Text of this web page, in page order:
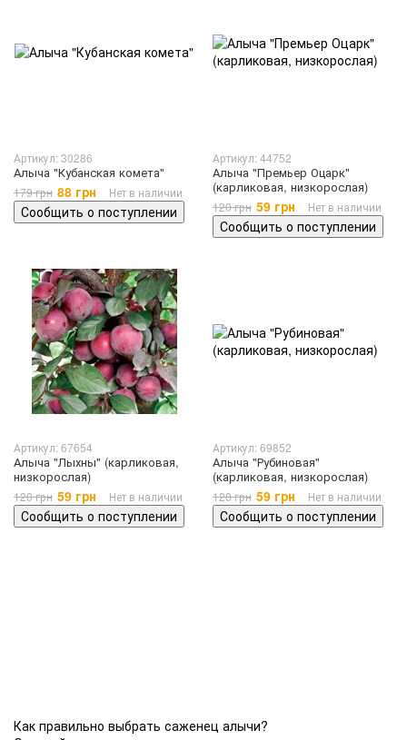
Артикул: 30286
Алыча "Кубанская комета"
179 грн 88 грн Нет в наличии
Сообщить о поступлении
Артикул: 44752
Алыча "Премьер Оцарк"
(карликовая, низкорослая)
120 грн 59 грн Нет в наличии
Сообщить о поступлении
Артикул: 67654
Алыча "Лыхны" (карликовая,
низкорослая)
120 грн 59 грн Нет в наличии
Сообщить о поступлении
Артикул: 69852
Алыча "Рубиновая"
(карликовая, низкорослая)
120 грн 59 грн Нет в наличии
Сообщить о поступлении
Как правильно выбрать саженец алычи?